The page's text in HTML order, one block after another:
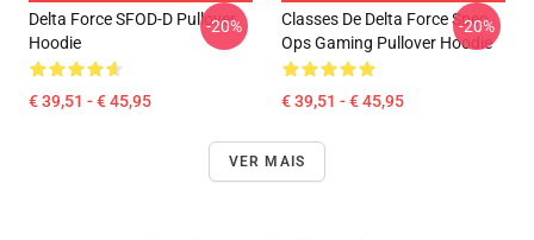
Delta Force SFOD-D Pullover
Hoodie
€ 39,51 - € 45,95
-20%
Classes De Delta Force Spec
Ops Gaming Pullover Hoodie
€ 39,51 - € 45,95
-20%
VER MAIS